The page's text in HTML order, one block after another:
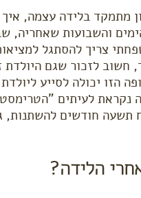
מתמקד בלידה עצמה,
והשבועות שאחריה,
צריך להסתגל
חשוב לזכור שגם
הזו יכולה לסייע
נקראת לעיתים
תשעה חודשים
הלידה?